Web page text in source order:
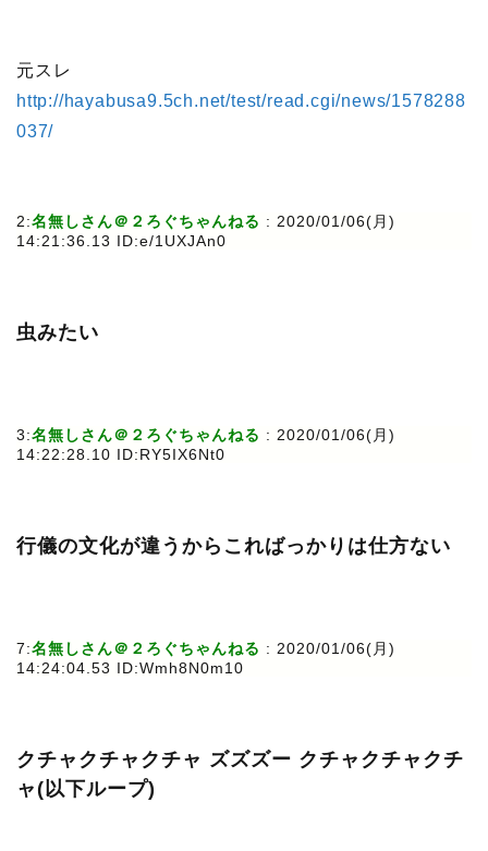
元スレ
http://hayabusa9.5ch.net/test/read.cgi/news/1578288
037/
2:名無しさん＠２ろぐちゃんねる : 2020/01/06(月)
14:21:36.13 ID:e/1UXJAn0
虫みたい
3:名無しさん＠２ろぐちゃんねる : 2020/01/06(月)
14:22:28.10 ID:RY5IX6Nt0
行儀の文化が違うからこればっかりは仕方ない
7:名無しさん＠２ろぐちゃんねる : 2020/01/06(月)
14:24:04.53 ID:Wmh8N0m10
クチャクチャクチャ ズズズー クチャクチャクチ
ャ(以下ループ)